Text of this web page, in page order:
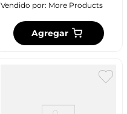
Vendido por: More Products
Agregar